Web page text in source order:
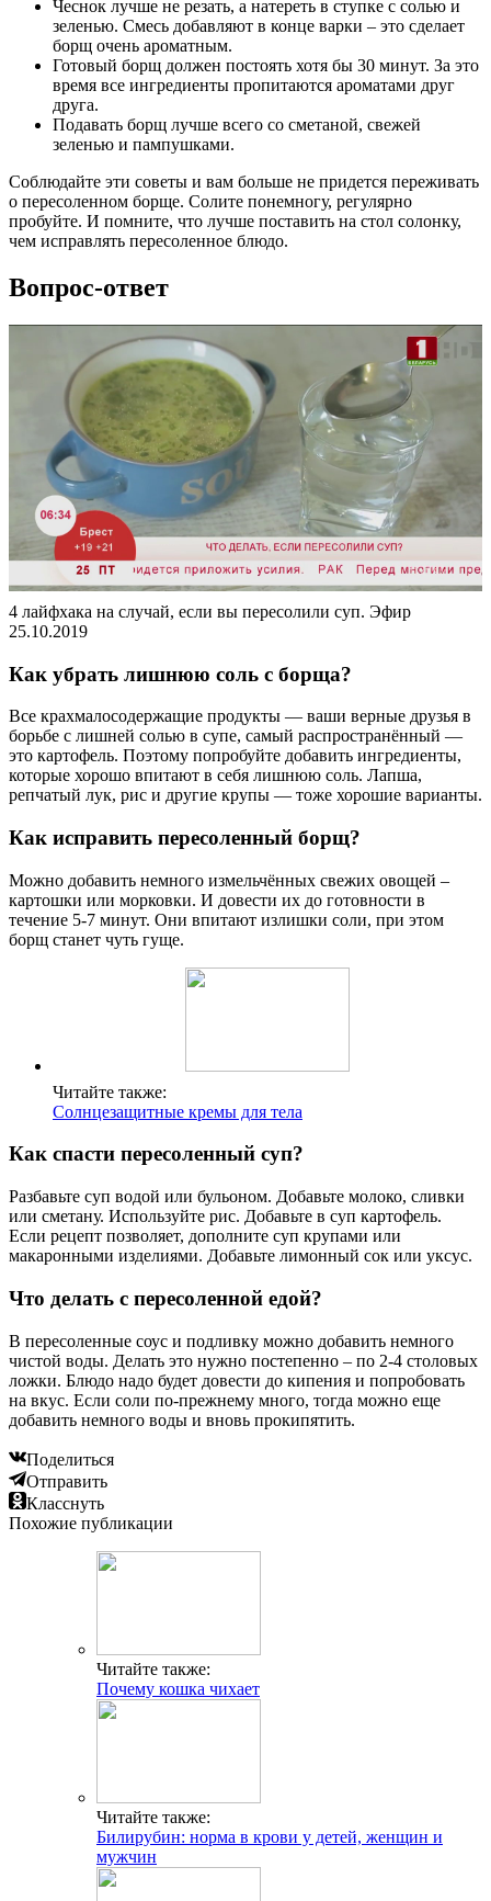
Чеснок лучше не резать, а натереть в ступке с солью и
зеленью. Смесь добавляют в конце варки – это сделает
борщ очень ароматным.
Готовый борщ должен постоять хотя бы 30 минут. За это
время все ингредиенты пропитаются ароматами друг
друга.
Подавать борщ лучше всего со сметаной, свежей
зеленью и пампушками.
Соблюдайте эти советы и вам больше не придется переживать
о пересоленном борще. Солите понемногу, регулярно
пробуйте. И помните, что лучше поставить на стол солонку,
чем исправлять пересоленное блюдо.
Вопрос-ответ
4 лайфхака на случай, если вы пересолили суп. Эфир
25.10.2019
Как убрать лишнюю соль с борща?
Все крахмалосодержащие продукты — ваши верные друзья в
борьбе с лишней солью в супе, самый распространённый —
это картофель. Поэтому попробуйте добавить ингредиенты,
которые хорошо впитают в себя лишнюю соль. Лапша,
репчатый лук, рис и другие крупы — тоже хорошие варианты.
Как исправить пересоленный борщ?
Можно добавить немного измельчённых свежих овощей –
картошки или морковки. И довести их до готовности в
течение 5-7 минут. Они впитают излишки соли, при этом
борщ станет чуть гуще.
Читайте также:
Солнцезащитные кремы для тела
Как спасти пересоленный суп?
Разбавьте суп водой или бульоном. Добавьте молоко, сливки
или сметану. Используйте рис. Добавьте в суп картофель.
Если рецепт позволяет, дополните суп крупами или
макаронными изделиями. Добавьте лимонный сок или уксус.
Что делать с пересоленной едой?
В пересоленные соус и подливку можно добавить немного
чистой воды. Делать это нужно постепенно – по 2-4 столовых
ложки. Блюдо надо будет довести до кипения и попробовать
на вкус. Если соли по-прежнему много, тогда можно еще
добавить немного воды и вновь прокипятить.
Поделиться
Отправить
Класснуть
Похожие публикации
Читайте также:
Почему кошка чихает
Читайте также:
Билирубин: норма в крови у детей, женщин и
мужчин